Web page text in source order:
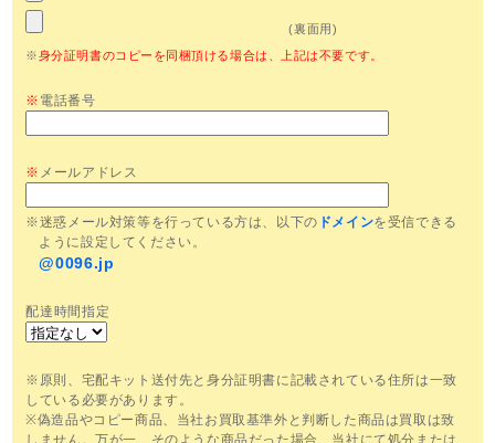
(裏面用)
※身分証明書のコピーを同梱頂ける場合は、上記は不要です。
※ 電話番号
※ メールアドレス
※迷惑メール対策等を行っている方は、以下の ドメインを受信できる
ように設定してください。
@0096.jp
配達時間指定
※原則、宅配キット送付先と身分証明書に記載されている住所は一致
している必要があります。
※偽造品やコピー商品、当社お買取基準外と判断した商品は買取は致
しません。万が一、そのような商品だった場合、当社にて処分または